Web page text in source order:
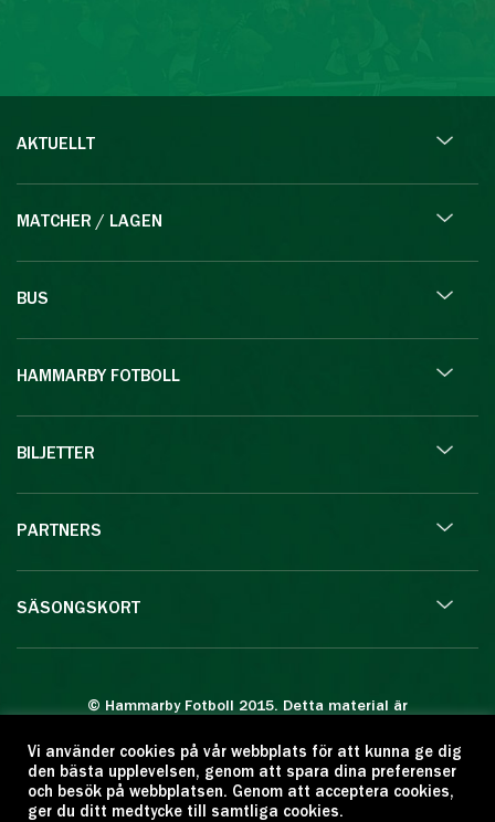
AKTUELLT
MATCHER / LAGEN
BUS
HAMMARBY FOTBOLL
BILJETTER
PARTNERS
SÄSONGSKORT
© Hammarby Fotboll 2015. Detta material är
Eftertryck eller annan kopiering är förbjuden.
Citera oss gärna men ange källan:
www.hammarbyfotboll.se. Ansvarig utgivare:
Vi använder cookies på vår webbplats för att kunna ge dig
den bästa upplevelsen, genom att spara dina preferenser
och besök på webbplatsen. Genom att acceptera cookies,
ger du ditt medtycke till samtliga cookies.